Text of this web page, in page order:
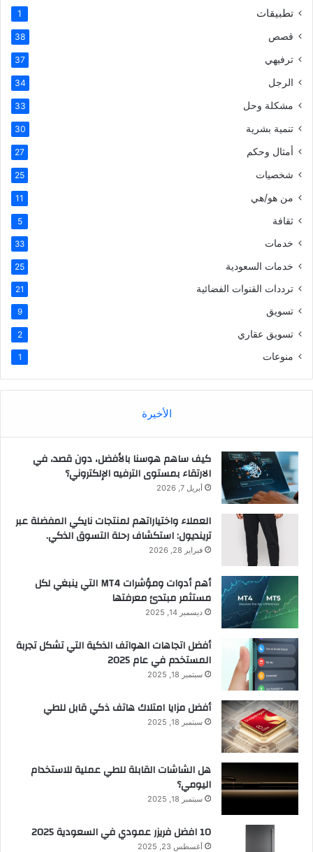
تطبيقات 1
قصص 38
ترفيهي 37
الرجل 34
مشكلة وحل 33
تنمية بشرية 30
أمثال وحكم 27
شخصيات 25
من هو/هي 11
ثقافة 5
خدمات 33
خدمات السعودية 25
ترددات القنوات الفضائية 21
تسويق 9
تسويق عقاري 2
منوعات 1
الأخيرة
كيف ساهم هوسنا بالأفضل، دون قصد، في
الارتقاء بمستوى الترفيه الإلكتروني؟
أبريل 7, 2026
العملاء واختياراتهم لمنتجات نايكي المفضلة عبر
ترينديول: استكشاف رحلة التسوق الذكي.
فبراير 28, 2026
أهم أدوات ومؤشرات MT4 التي ينبغي لكل
مستثمر مبتدئ معرفتها
ديسمبر 14, 2025
أفضل اتجاهات الهواتف الذكية التي تشكل تجربة
المستخدم في عام 2025
سبتمبر 18, 2025
أفضل مزايا امتلاك هاتف ذكي قابل للطي
سبتمبر 18, 2025
هل الشاشات القابلة للطي عملية للاستخدام
اليومي؟
سبتمبر 18, 2025
10 افضل فريزر عمودي​ في السعودية​ 2025
أغسطس 23, 2025